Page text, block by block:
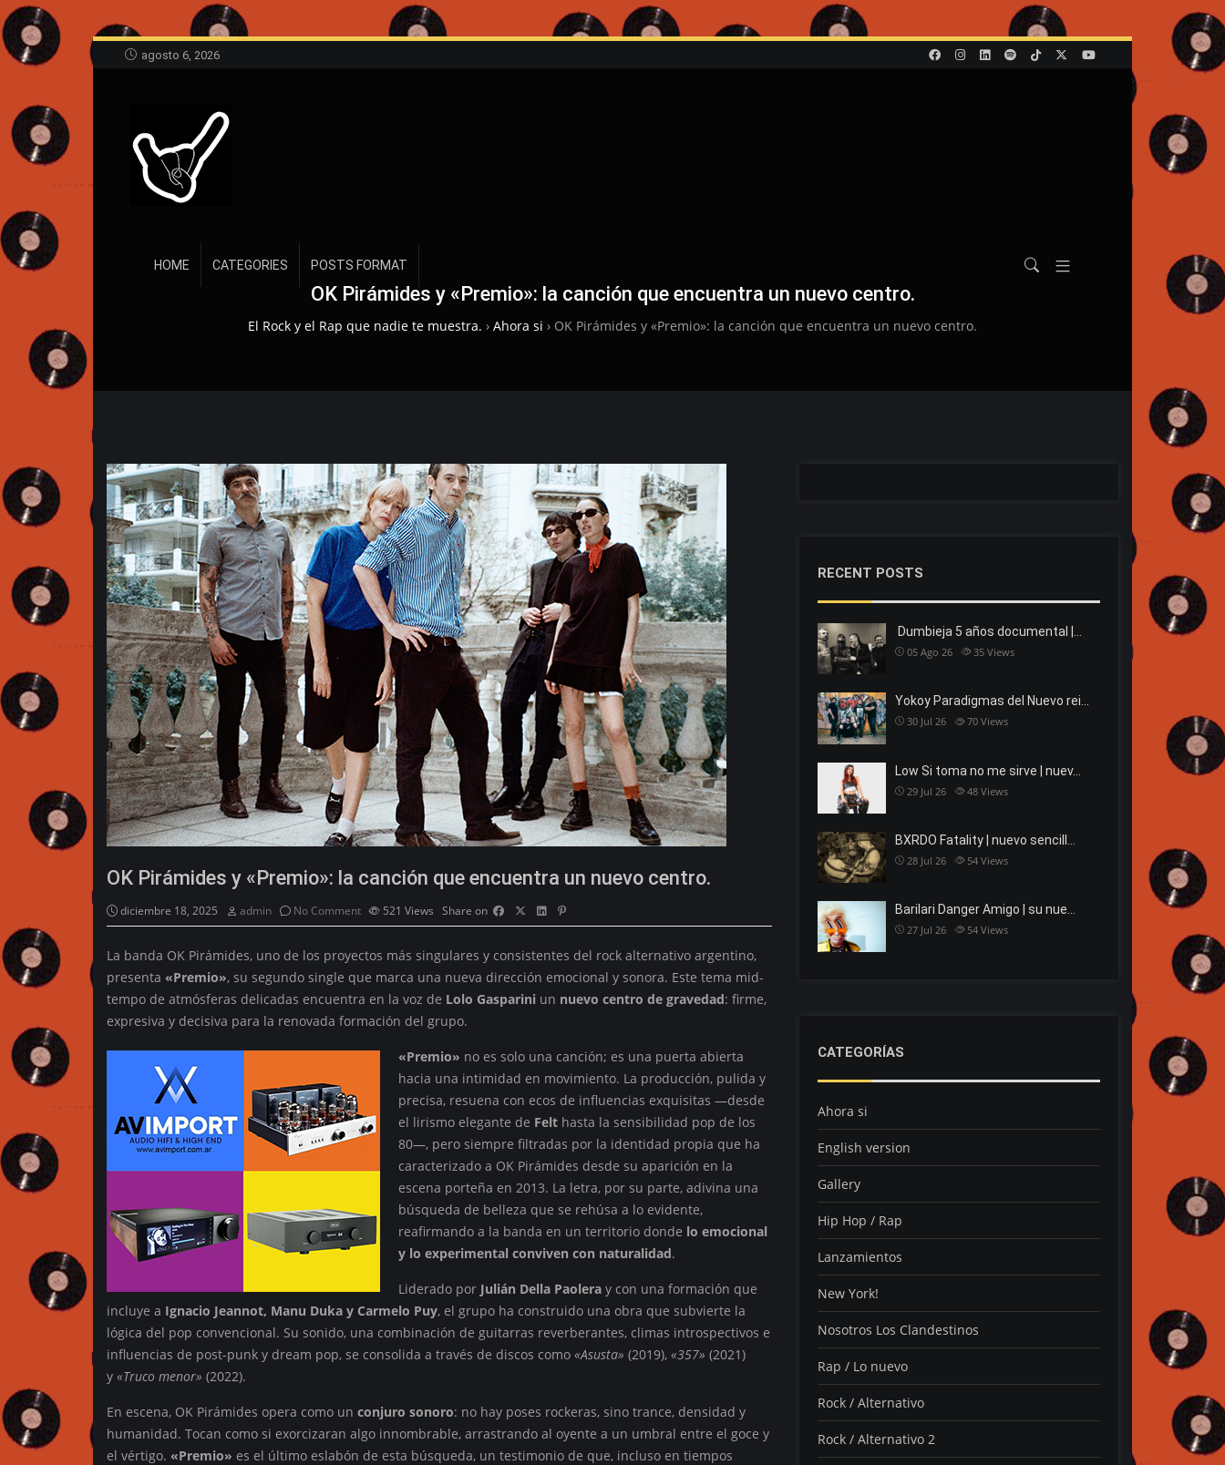
agosto 6, 2026
HOME CATEGORIES POSTS FORMAT
OK Pirámides y «Premio»: la canción que encuentra un nuevo centro.
El Rock y el Rap que nadie te muestra. › Ahora si › OK Pirámides y «Premio»: la canción que encuentra un nuevo centro.
OK Pirámides y «Premio»: la canción que encuentra un nuevo centro.
diciembre 18, 2025 admin No Comment 521 Views Share on
La banda OK Pirámides, uno de los proyectos más singulares y consistentes del rock alternativo argentino,
presenta «Premio», su segundo single que marca una nueva dirección emocional y sonora. Este tema mid-
tempo de atmósferas delicadas encuentra en la voz de Lolo Gasparini un nuevo centro de gravedad: firme,
expresiva y decisiva para la renovada formación del grupo.
«Premio» no es solo una canción; es una puerta abierta
hacia una intimidad en movimiento. La producción, pulida y
precisa, resuena con ecos de influencias exquisitas —desde
el lirismo elegante de Felt hasta la sensibilidad pop de los
80—, pero siempre filtradas por la identidad propia que ha
caracterizado a OK Pirámides desde su aparición en la
escena porteña en 2013. La letra, por su parte, adivina una
búsqueda de belleza que se rehúsa a lo evidente,
reafirmando a la banda en un territorio donde lo emocional
y lo experimental conviven con naturalidad.
Liderado por Julián Della Paolera y con una formación que
incluye a Ignacio Jeannot, Manu Duka y Carmelo Puy, el grupo ha construido una obra que subvierte la
lógica del pop convencional. Su sonido, una combinación de guitarras reverberantes, climas introspectivos e
influencias de post-punk y dream pop, se consolida a través de discos como «Asusta» (2019), «357» (2021)
y «Truco menor» (2022).
En escena, OK Pirámides opera como un conjuro sonoro: no hay poses rockeras, sino trance, densidad y
humanidad. Tocan como si exorcizaran algo innombrable, arrastrando al oyente a un umbral entre el goce y
el vértigo. «Premio» es el último eslabón de esta búsqueda, un testimonio de que, incluso en tiempos
RECENT POSTS
Dumbieja 5 años documental |…
05 Ago 26 35 Views
Yokoy Paradigmas del Nuevo rei…
30 Jul 26 70 Views
Low Si toma no me sirve | nuev…
29 Jul 26 48 Views
BXRDO Fatality | nuevo sencill…
28 Jul 26 54 Views
Barilari Danger Amigo | su nue…
27 Jul 26 54 Views
CATEGORÍAS
Ahora si
English version
Gallery
Hip Hop / Rap
Lanzamientos
New York!
Nosotros Los Clandestinos
Rap / Lo nuevo
Rock / Alternativo
Rock / Alternativo 2